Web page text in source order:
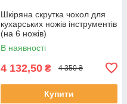
Шкіряна скрутка чохол для
кухарських ножів інструментів
(на 6 ножів)
В наявності
4 132,50 ₴ 4 350 ₴
Купити